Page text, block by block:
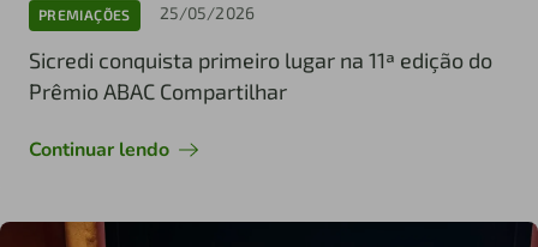
PREMIAÇÕES 25/05/2026
Sicredi conquista primeiro lugar na 11ª edição do
Prêmio ABAC Compartilhar
Continuar lendo